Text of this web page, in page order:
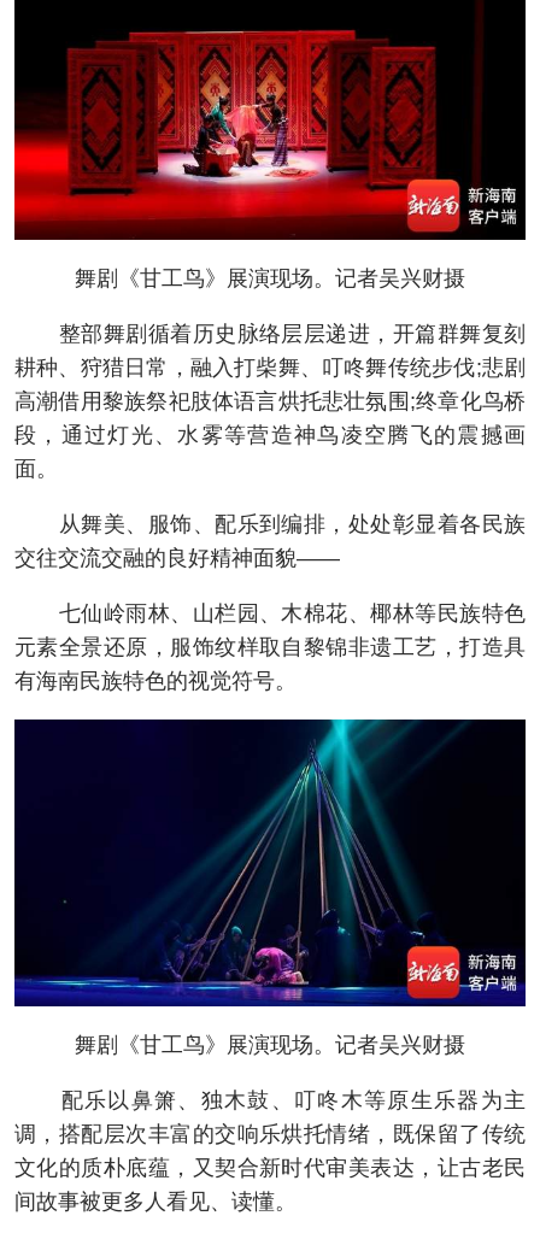
舞剧《甘工鸟》展演现场。记者吴兴财摄
整部舞剧循着历史脉络层层递进，开篇群舞复刻
耕种、狩猎日常，融入打柴舞、叮咚舞传统步伐;悲剧
高潮借用黎族祭祀肢体语言烘托悲壮氛围;终章化鸟桥
段，通过灯光、水雾等营造神鸟凌空腾飞的震撼画
面。
从舞美、服饰、配乐到编排，处处彰显着各民族
交往交流交融的良好精神面貌——
七仙岭雨林、山栏园、木棉花、椰林等民族特色
元素全景还原，服饰纹样取自黎锦非遗工艺，打造具
有海南民族特色的视觉符号。
舞剧《甘工鸟》展演现场。记者吴兴财摄
配乐以鼻箫、独木鼓、叮咚木等原生乐器为主
调，搭配层次丰富的交响乐烘托情绪，既保留了传统
文化的质朴底蕴，又契合新时代审美表达，让古老民
间故事被更多人看见、读懂。